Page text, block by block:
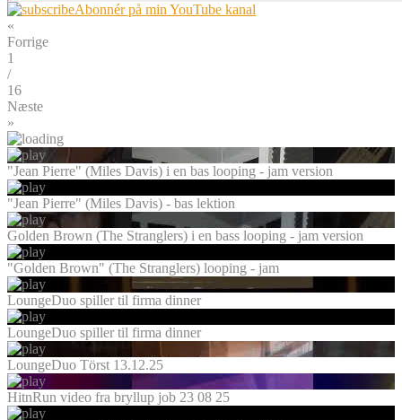
Abonnér på min YouTube kanal
«
Forrige
1
/
16
Næste
»
"Jean Pierre" (Miles Davis) i en bas looping - jam version
"Jean Pierre" (Miles Davis) - bas lektion
Golden Brown (The Stranglers) i en bass looping - jam version
"Golden Brown" (The Stranglers) looping - jam
LoungeDuo spiller til firma dinner
LoungeDuo spiller til firma dinner
LoungeDuo Törst 13.12.25
HitnRun video fra bryllup job 23 08 25